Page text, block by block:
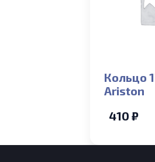
Кольцо
Ariston
410 ₽